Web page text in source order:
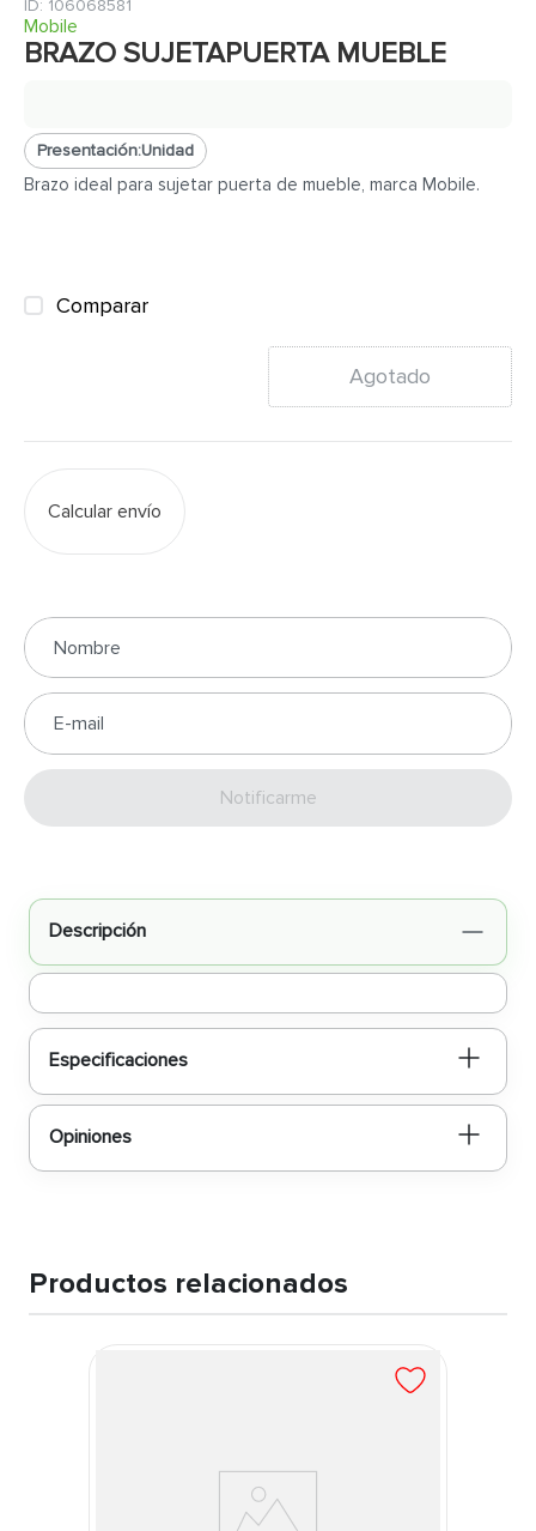
: 106068581
Mobile
BRAZO SUJETAPUERTA MUEBLE
Presentación:Unidad
Brazo ideal para sujetar puerta de mueble, marca Mobile.
Comparar
Agotado
Calcular envío
Enviar
Descripción
Especificaciones
Opiniones
Productos relacionados
8.
azulejo